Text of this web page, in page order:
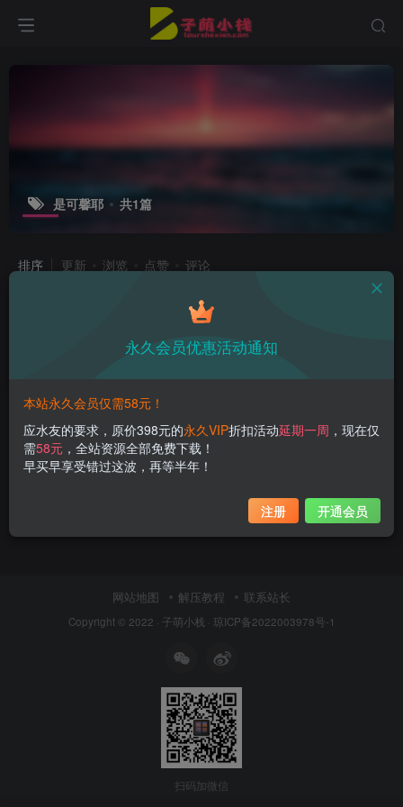
是可馨耶 共1篇
排序 更新 浏览 点赞 评论
是可馨耶微密图片赏析，解锁可馨juicy
的完美曲线
热点资讯
网站地图 解压教程 联系站长
Copyright © 2022 · 子萌小栈 · 琼ICP备2022003978号-1
扫码加微信
永久会员优惠活动通知
本站永久会员仅需58元！
应水友的要求，原价398元的永久VIP折扣活动延期一周 ，现在仅
需58元 ，全站资源全部免费下载！
早买早享受错过这波，再等半年！
注册 开通会员